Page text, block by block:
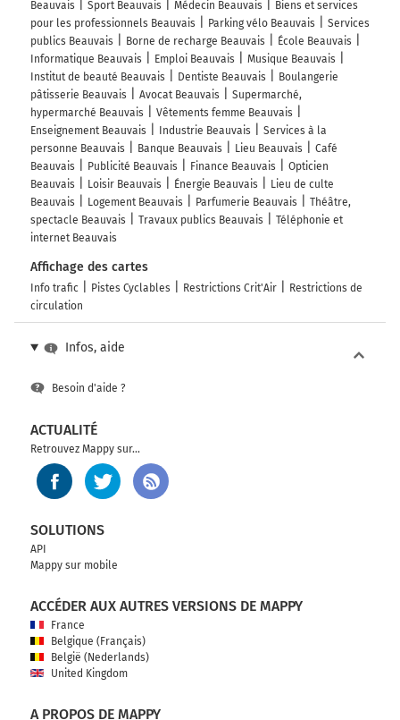
Beauvais
Sport Beauvais Médecin Beauvais
Biens et services
pour les professionnels Beauvais
Parking vélo Beauvais
Services
publics Beauvais
Borne de recharge Beauvais
École Beauvais
Informatique Beauvais
Emploi Beauvais
Musique Beauvais
Institut de beauté Beauvais
Dentiste Beauvais
Boulangerie
pâtisserie Beauvais
Avocat Beauvais
Supermarché,
hypermarché Beauvais
Vêtements femme Beauvais
Enseignement Beauvais
Industrie Beauvais
Services à la
personne Beauvais
Banque Beauvais Lieu Beauvais
Café
Beauvais
Publicité Beauvais Finance Beauvais
Opticien
Beauvais
Loisir Beauvais Énergie Beauvais
Lieu de culte
Beauvais
Logement Beauvais Parfumerie Beauvais
Théâtre,
spectacle Beauvais
Travaux publics Beauvais
Téléphonie et
internet Beauvais
Affichage des cartes
Info trafic Pistes Cyclables Restrictions Crit'Air
Restrictions de
circulation
Infos, aide
Besoin d'aide ?
ACTUALITÉ
Retrouvez Mappy sur...
SOLUTIONS
API
Mappy sur mobile
ACCÉDER AUX AUTRES VERSIONS DE MAPPY
France
Belgique (Français)
België (Nederlands)
United Kingdom
A PROPOS DE MAPPY